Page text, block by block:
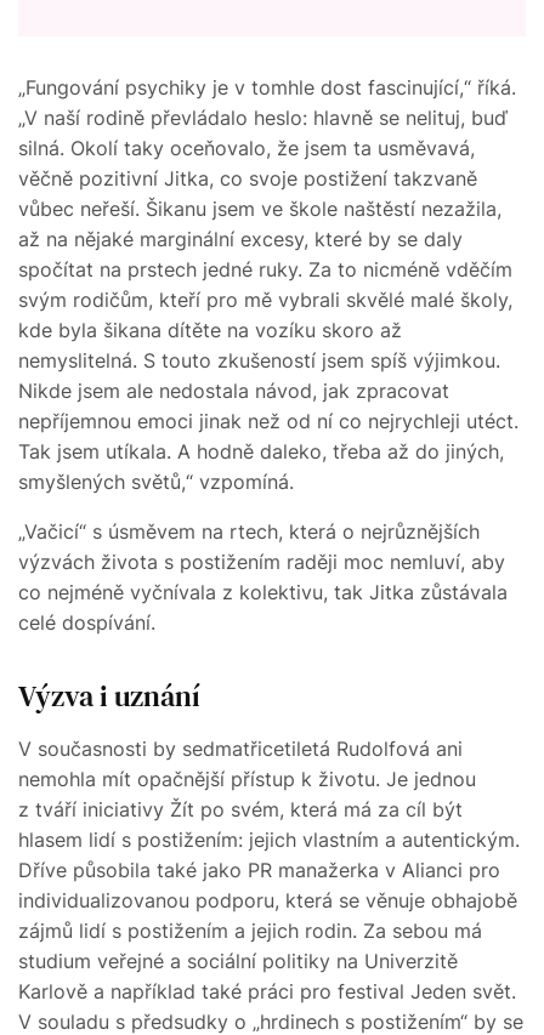
„Fungování psychiky je v tomhle dost fascinující,“ říká.
„V naší rodině převládalo heslo: hlavně se nelituj, buď
silná. Okolí taky oceňovalo, že jsem ta usměvavá,
věčně pozitivní Jitka, co svoje postižení takzvaně
vůbec neřeší. Šikanu jsem ve škole naštěstí nezažila,
až na nějaké marginální excesy, které by se daly
spočítat na prstech jedné ruky. Za to nicméně vděčím
svým rodičům, kteří pro mě vybrali skvělé malé školy,
kde byla šikana dítěte na vozíku skoro až
nemyslitelná. S touto zkušeností jsem spíš výjimkou.
Nikde jsem ale nedostala návod, jak zpracovat
nepříjemnou emoci jinak než od ní co nejrychleji utéct.
Tak jsem utíkala. A hodně daleko, třeba až do jiných,
smyšlených světů,“ vzpomíná.
„Vačicí“ s úsměvem na rtech, která o nejrůznějších
výzvách života s postižením raději moc nemluví, aby
co nejméně vyčnívala z kolektivu, tak Jitka zůstávala
celé dospívání.
Výzva i uznání
V současnosti by sedmatřicetiletá Rudolfová ani
nemohla mít opačnější přístup k životu. Je jednou
z tváří iniciativy Žít po svém, která má za cíl být
hlasem lidí s postižením: jejich vlastním a autentickým.
Dříve působila také jako PR manažerka v Alianci pro
individualizovanou podporu, která se věnuje obhajobě
zájmů lidí s postižením a jejich rodin. Za sebou má
studium veřejné a sociální politiky na Univerzitě
Karlově a například také práci pro festival Jeden svět.
V souladu s předsudky o „hrdinech s postižením“ by se